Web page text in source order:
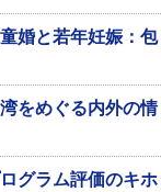
婚と若年妊娠：包
をめぐる内外の情
グラム評価のキホ